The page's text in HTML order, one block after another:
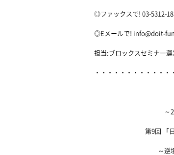
◎ファックスで! 03-5312-
◎Eメールで! info@doit-
担当:ブロックスセミナー運
・・・・・・・・・・・
～2009年5月
第9回 「日本を元
～逆境の時代